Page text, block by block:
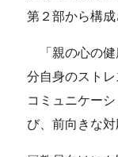
第２部から構成
「親の心の健
分自身のストレ
コミュニケー
び、前向きな対